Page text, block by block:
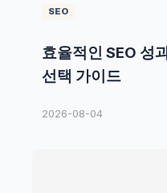
SEO
효율적인 SEO 성
선택 가이드
2026-08-04